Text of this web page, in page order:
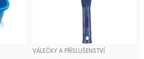
VÁLEČKY A PŘÍSLUŠENSTVÍ